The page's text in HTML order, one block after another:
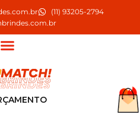
(11) 93205-2794